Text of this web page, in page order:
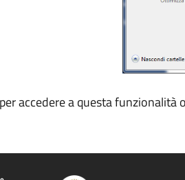
accedere a questa funzionalità